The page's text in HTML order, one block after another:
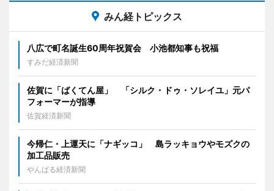
みん経トピックス
八広で町名誕生60周年祝賀会 小池都知事も祝福
すみだ経済新聞
佐賀に「ばくてん屋」 「シルク・ドゥ・ソレイユ」元パ
フォーマーが指導
佐賀経済新聞
今帰仁・上運天に「ナギッコ」 島ラッキョウやモズクの
加工品販売
やんばる経済新聞